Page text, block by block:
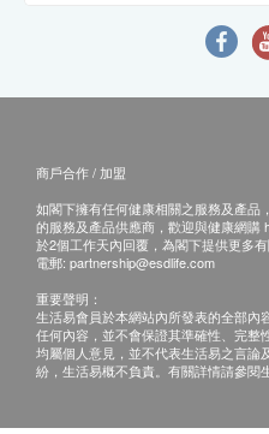
商戶合作 / 加盟
如閣下擁有任何健康相關之服務及產品
的服務及產品供應商，歡迎與健康網購
於2個工作天內回覆，為閣下提供更多有
電郵: partnership@esdlife.com
重要聲明：
生活易會員於本網站內所發表的全部內
任何內容，並不會保證其準確性、完整
均屬個人意見，並不代表生活易之言論
紛，生活易概不負責。有關詳情請參閱